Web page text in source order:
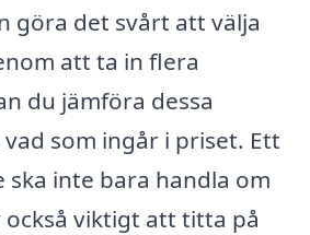
göra det svårt att välja
att ta in flera
du jämföra dessa
som ingår i priset. Ett
inte bara handla om
viktigt att titta på